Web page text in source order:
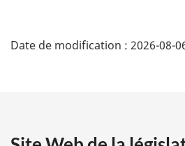
é
Date de modification : 2026-08-